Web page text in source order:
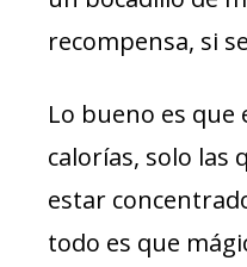
recompensa, si
Lo bueno es
calorías, solo las
estar
todo es que